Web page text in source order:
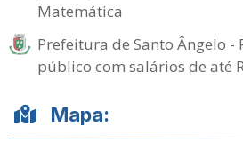
Matemática
Prefeitura de Santo Ângelo -
público com salários de até
Mapa: